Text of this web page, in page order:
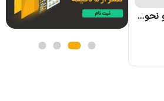
ارز سوپر ورس چیست و نحوه کسب درآمد از آن چگونه است؟